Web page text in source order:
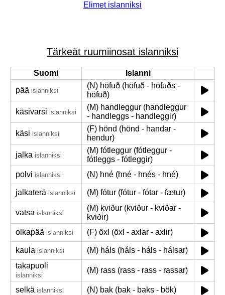
Elimet islanniksi
Tärkeät ruumiinosat islanniksi
Suomi
Islanni
pää islanniksi
(N) höfuð (höfuð - höfuðs -
höfuð)
käsivarsi islanniksi
(M) handleggur (handleggur
- handleggs - handleggir)
käsi islanniksi
(F) hönd (hönd - handar -
hendur)
jalka islanniksi
(M) fótleggur (fótleggur -
fótleggs - fótleggir)
polvi islanniksi (N) hné (hné - hnés - hné)
jalkaterä islanniksi (M) fótur (fótur - fótar - fætur)
vatsa islanniksi
(M) kviður (kviður - kviðar -
kviðir)
olkapää islanniksi (F) öxl (öxl - axlar - axlir)
kaula islanniksi
(M) háls (háls - háls - hálsar)
takapuoli
islanniksi
(M) rass (rass - rass - rassar)
selkä islanniksi (N) bak (bak - baks - bök)